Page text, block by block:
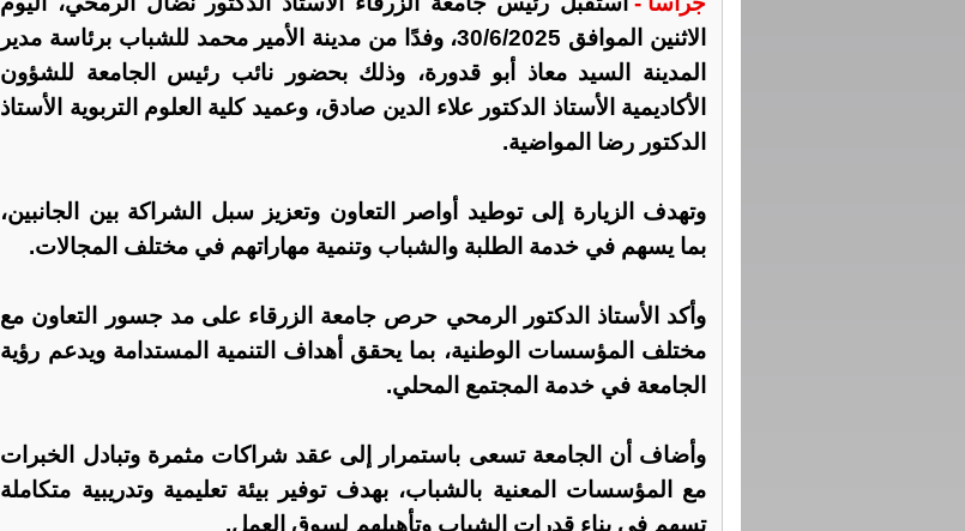
الاثنين الموافق 30/6/2025، وفدًا من مدينة الأمير محمد للشباب برئاسة مدير
المدينة السيد معاذ أبو قدورة، وذلك بحضور نائب رئيس الجامعة للشؤون
الأكاديمية الأستاذ الدكتور علاء الدين صادق، وعميد كلية العلوم التربوية الأستاذ
الدكتور رضا المواضية.
وتهدف الزيارة إلى توطيد أواصر التعاون وتعزيز سبل الشراكة بين الجانبين،
بما يسهم في خدمة الطلبة والشباب وتنمية مهاراتهم في مختلف المجالات.
وأكد الأستاذ الدكتور الرمحي حرص جامعة الزرقاء على مد جسور التعاون مع
مختلف المؤسسات الوطنية، بما يحقق أهداف التنمية المستدامة ويدعم رؤية
الجامعة في خدمة المجتمع المحلي.
وأضاف أن الجامعة تسعى باستمرار إلى عقد شراكات مثمرة وتبادل الخبرات
مع المؤسسات المعنية بالشباب، بهدف توفير بيئة تعليمية وتدريبية متكاملة
تسهم في بناء قدرات الشباب وتأهيلهم لسوق العمل.